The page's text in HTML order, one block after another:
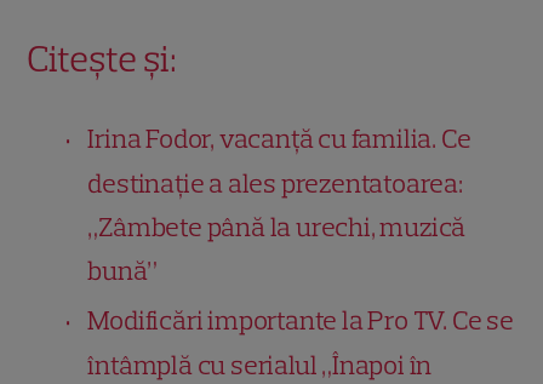
Citește și:
Irina Fodor, vacanță cu familia. Ce
destinație a ales prezentatoarea:
„Zâmbete până la urechi, muzică
bună”
Modificări importante la Pro TV. Ce se
întâmplă cu serialul „Înapoi în